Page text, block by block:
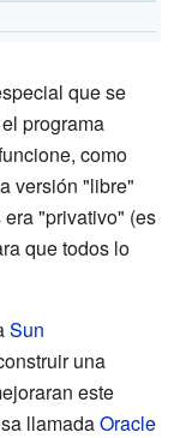
que se
programa
como
versión "libre"
"privativo" (es
que todos lo
Sun
una
este
llamadaOracle